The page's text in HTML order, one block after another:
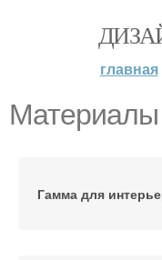
главная
Материалы
Гамма для